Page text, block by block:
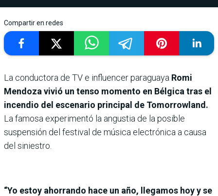
Compartir en redes
La conductora de TV e influencer paraguaya Romi
Mendoza vivió un tenso momento en Bélgica tras el
incendio del escenario principal de Tomorrowland.
La famosa experimentó la angustia de la posible
suspensión del festival de música electrónica a causa
del siniestro.
“Yo estoy ahorrando hace un año, llegamos hoy y se